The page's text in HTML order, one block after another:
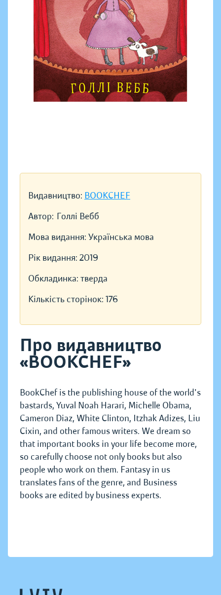
Видавництво: BOOKCHEF
Автор: Голлі Вебб
Мова видання: Українська мова
Рік видання: 2019
Обкладинка: тверда
Кількість сторінок: 176
Про видавництво
«BOOKCHEF»
BookChef is the publishing house of the world's
bastards, Yuval Noah Harari, Michelle Obama,
Cameron Diaz, White Clinton, Itzhak Adizes, Liu
Cixin, and other famous writers. We dream so
that important books in your life become more,
so carefully choose not only books but also
people who work on them. Fantasy in us
translates fans of the genre, and Business
books are edited by business experts.